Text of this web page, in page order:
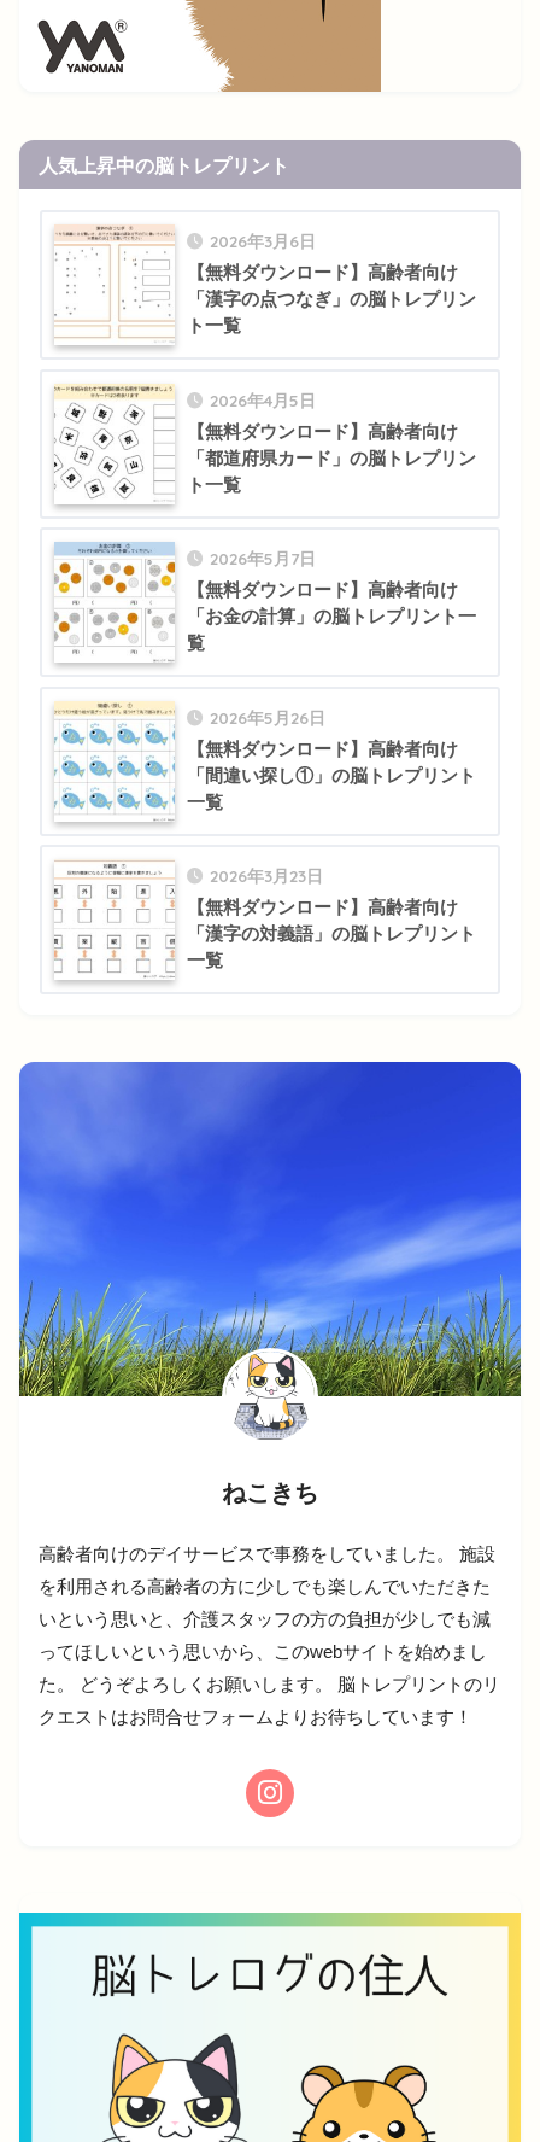
人気上昇中の脳トレプリント
2026年3月6日
【無料ダウンロード】高齢者向け
「漢字の点つなぎ」の脳トレプリン
ト一覧
2026年4月5日
【無料ダウンロード】高齢者向け
「都道府県カード」の脳トレプリン
ト一覧
2026年5月7日
【無料ダウンロード】高齢者向け
「お金の計算」の脳トレプリント一
覧
2026年5月26日
【無料ダウンロード】高齢者向け
「間違い探し①」の脳トレプリント
一覧
2026年3月23日
【無料ダウンロード】高齢者向け
「漢字の対義語」の脳トレプリント
一覧
ねこきち
高齢者向けのデイサービスで事務をしていました。 施設
を利用される高齢者の方に少しでも楽しんでいただきた
いという思いと、介護スタッフの方の負担が少しでも減
ってほしいという思いから、このwebサイトを始めまし
た。 どうぞよろしくお願いします。 脳トレプリントのリ
クエストはお問合せフォームよりお待ちしています！